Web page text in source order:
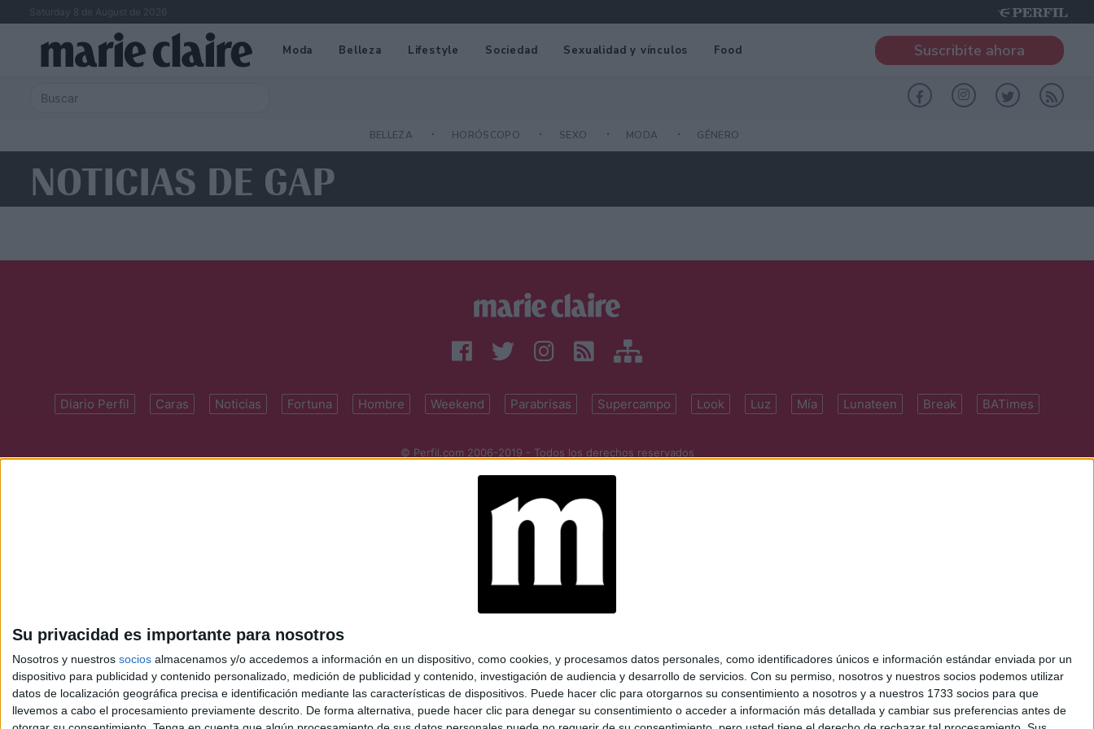
Su privacidad es importante para nosotros
Nosotros y nuestros socios almacenamos y/o accedemos a información en un dispositivo, como cookies, y procesamos datos personales, como identificadores únicos e información estándar enviada por un
dispositivo para publicidad y contenido personalizado, medición de publicidad y contenido, investigación de audiencia y desarrollo de servicios. Con su permiso, nosotros y nuestros socios podemos utilizar
datos de localización geográfica precisa e identificación mediante las características de dispositivos. Puede hacer clic para otorgarnos su consentimiento a nosotros y a nuestros 1733 socios para que
llevemos a cabo el procesamiento previamente descrito. De forma alternativa, puede hacer clic para denegar su consentimiento o acceder a información más detallada y cambiar sus preferencias antes de
Saturday 8 de August de 2026
Moda Belleza Lifestyle Sociedad Sexualidad y vínculos Food Suscribite ahora
BELLEZA HORÓSCOPO SEXO MODA GÉNERO
NOTICIAS DE GAP
Diario Perfil Caras Noticias Fortuna Hombre Weekend Parabrisas Supercampo Look Luz Mía Lunateen Break BATimes
© Perfil.com 2006-2019 - Todos los derechos reservados
perfilcom@perfil.com| Propietario: Diario Perfil S.A.